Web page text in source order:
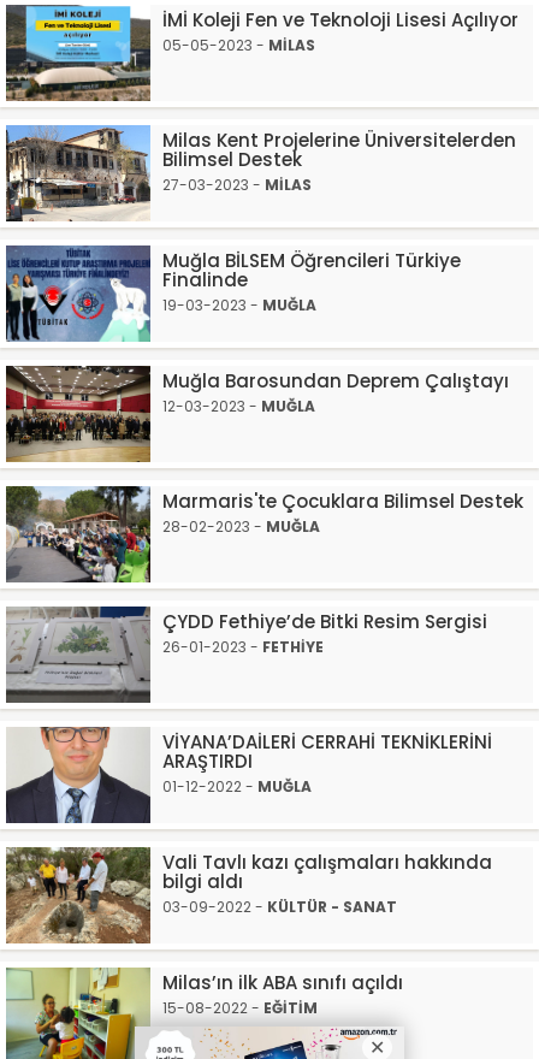
İMİ Koleji Fen ve Teknoloji Lisesi Açılıyor
05-05-2023 - MİLAS
Milas Kent Projelerine Üniversitelerden
Bilimsel Destek
27-03-2023 - MİLAS
Muğla BİLSEM Öğrencileri Türkiye
Finalinde
19-03-2023 - MUĞLA
Muğla Barosundan Deprem Çalıştayı
12-03-2023 - MUĞLA
Marmaris'te Çocuklara Bilimsel Destek
28-02-2023 - MUĞLA
ÇYDD Fethiye’de Bitki Resim Sergisi
26-01-2023 - FETHİYE
VİYANA’DAİLERİ CERRAHİ TEKNİKLERİNİ
ARAŞTIRDI
01-12-2022 - MUĞLA
Vali Tavlı kazı çalışmaları hakkında
bilgi aldı
03-09-2022 - KÜLTÜR - SANAT
Milas’ın ilk ABA sınıfı açıldı
15-08-2022 - EĞİTİM